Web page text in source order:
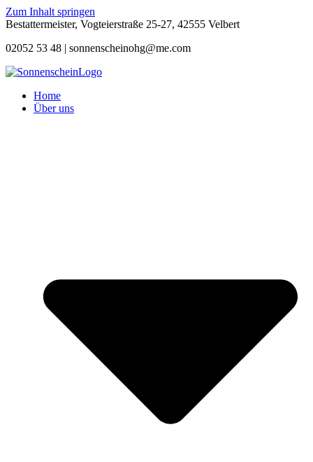
Zum Inhalt springen
Bestattermeister, Vogteierstraße 25-27, 42555 Velbert
02052 53 48 | sonnenscheinohg@me.com
Home
Über uns